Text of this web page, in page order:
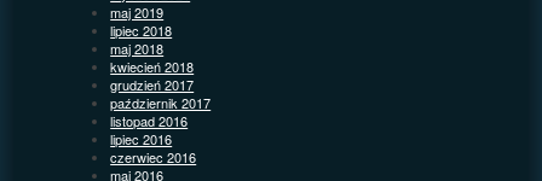
maj 2019
lipiec 2018
maj 2018
kwiecień 2018
grudzień 2017
październik 2017
listopad 2016
lipiec 2016
czerwiec 2016
maj 2016